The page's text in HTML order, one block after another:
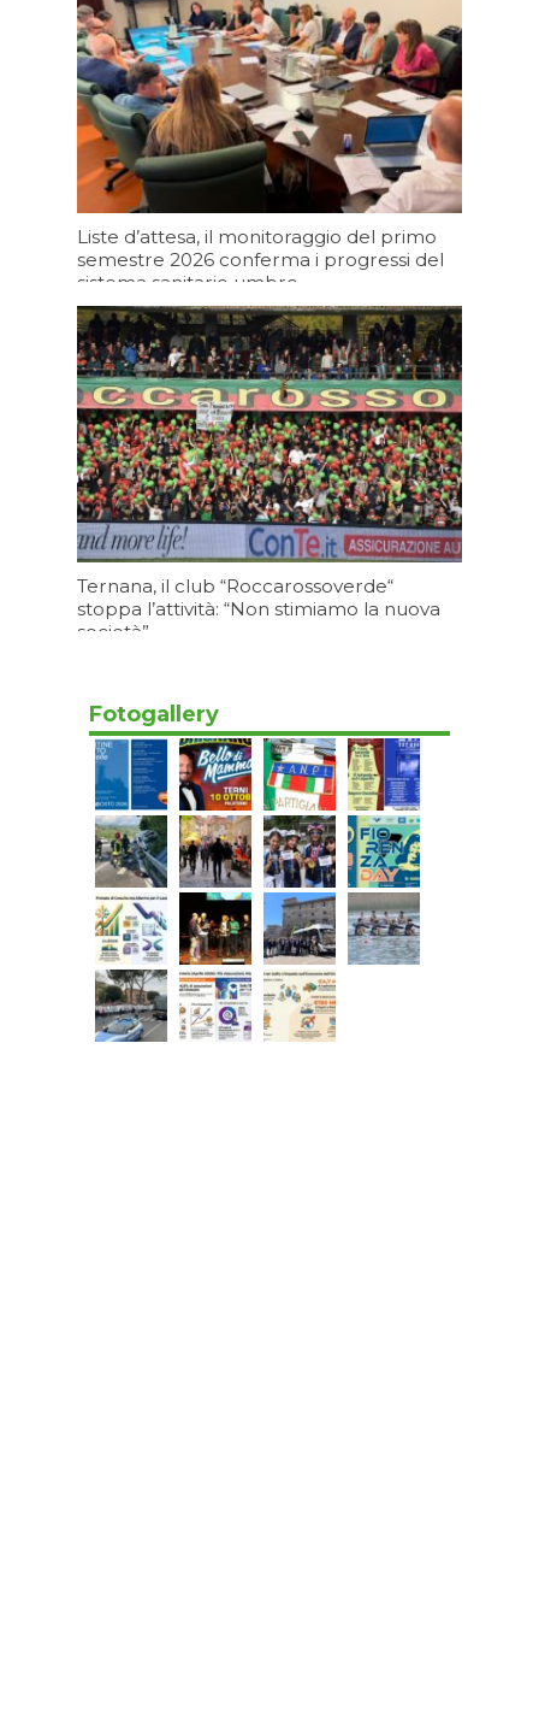
Liste d’attesa, il monitoraggio del primo
semestre 2026 conferma i progressi del
sistema sanitario umbro
Oggi 11:20
Ternana, il club “Roccarossoverde“
stoppa l’attività: “Non stimiamo la nuova
società”
Fotogallery